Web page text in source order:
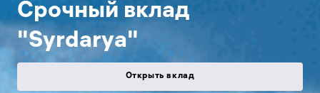
Cрочный вклад
"Syrdarya"
С дополнительными взносами и частичными изъятиями
Открыть вклад